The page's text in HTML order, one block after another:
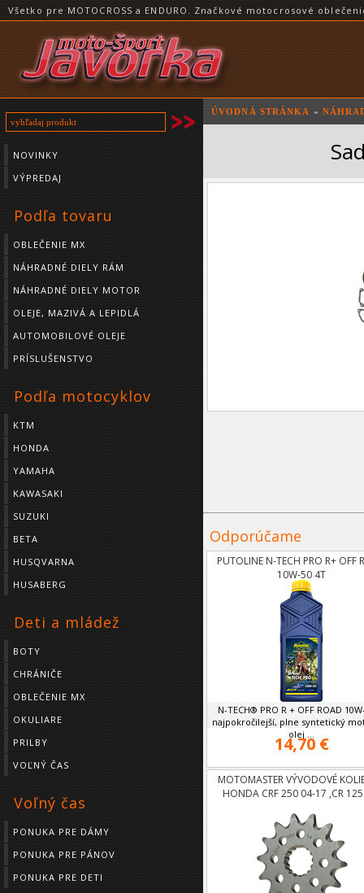
Všetko pre MOTOCROSS a ENDURO. Značkové motocrosové
NOVINKY
VÝPREDAJ
Podľa tovaru
OBLEČENIE MX
NÁHRADNÉ DIELY RÁM
NÁHRADNÉ DIELY MOTOR
OLEJE, MAZIVÁ A LEPIDLÁ
AUTOMOBILOVÉ OLEJE
PRÍSLUŠENSTVO
Podľa motocyklov
KTM
HONDA
YAMAHA
KAWASAKI
SUZUKI
BETA
HUSQVARNA
HUSABERG
Deti a mládež
BOTY
CHRÁNIČE
OBLEČENIE MX
OKULIARE
PRILBY
VOĽNÝ ČAS
Voľný čas
PONUKA PRE DÁMY
PONUKA PRE PÁNOV
PONUKA PRE DETI
ÚVODNÁ STRÁNKA »
Odporúčame
PUTOLINE N-TECH PRO R+ OFF
10W-50 4T
N-TECH® PRO R + OFF ROAD
najpokročilejší, plne syntetický
olej ...
14,70 €
MOTOMASTER VÝVODOVÉ
HONDA CRF 250 04-17 ,CR